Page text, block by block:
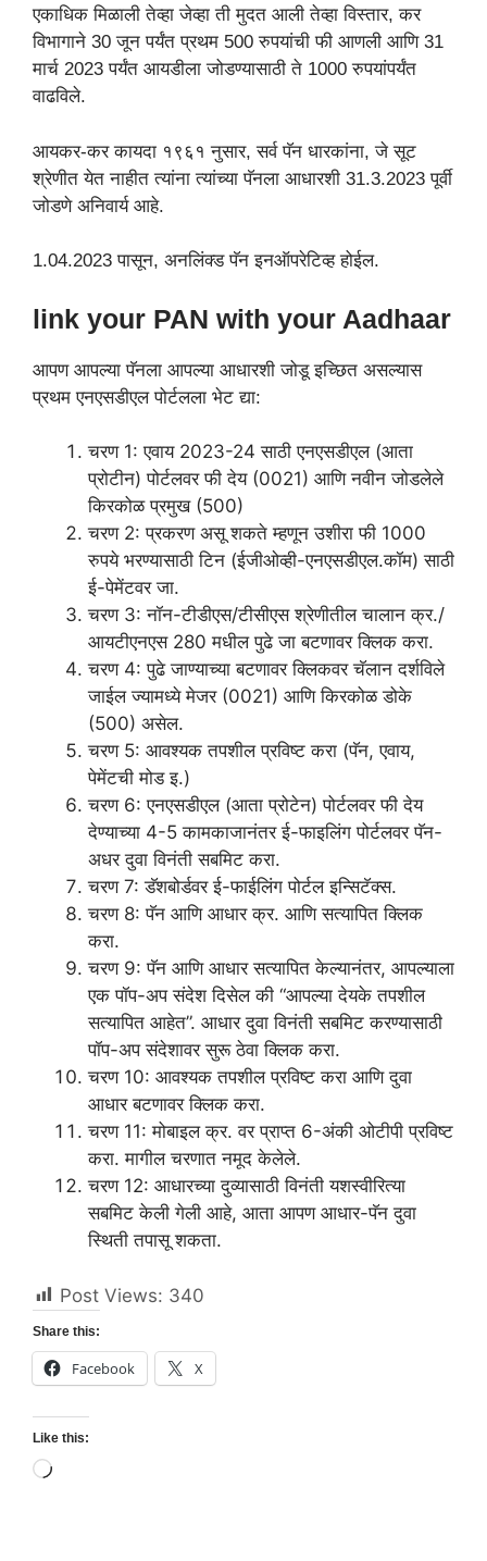
एकाधिक मिळाली तेव्हा जेव्हा ती मुदत आली तेव्हा विस्तार, कर
विभागाने 30 जून पर्यंत प्रथम 500 रुपयांची फी आणली आणि 31
मार्च 2023 पर्यंत आयडीला जोडण्यासाठी ते 1000 रुपयांपर्यंत
वाढविले.
आयकर-कर कायदा १९६१ नुसार, सर्व पॅन धारकांना, जे सूट
श्रेणीत येत नाहीत त्यांना त्यांच्या पॅनला आधारशी 31.3.2023 पूर्वी
जोडणे अनिवार्य आहे.
1.04.2023 पासून, अनलिंक्ड पॅन इनऑपरेटिव्ह होईल.
link your PAN with your Aadhaar
आपण आपल्या पॅनला आपल्या आधारशी जोडू इच्छित असल्यास
प्रथम एनएसडीएल पोर्टलला भेट द्या:
चरण 1: एवाय 2023-24 साठी एनएसडीएल (आता
प्रोटीन) पोर्टलवर फी देय (0021) आणि नवीन जोडलेले
किरकोळ प्रमुख (500)
चरण 2: प्रकरण असू शकते म्हणून उशीरा फी 1000
रुपये भरण्यासाठी टिन (ईजीओव्ही-एनएसडीएल.कॉम) साठी
ई-पेमेंटवर जा.
चरण 3: नॉन-टीडीएस/टीसीएस श्रेणीतील चालान क्र./
आयटीएनएस 280 मधील पुढे जा बटणावर क्लिक करा.
चरण 4: पुढे जाण्याच्या बटणावर क्लिकवर चॅलान दर्शविले
जाईल ज्यामध्ये मेजर (0021) आणि किरकोळ डोके
(500) असेल.
चरण 5: आवश्यक तपशील प्रविष्ट करा (पॅन, एवाय,
पेमेंटची मोड इ.)
चरण 6: एनएसडीएल (आता प्रोटेन) पोर्टलवर फी देय
देण्याच्या 4-5 कामकाजानंतर ई-फाइलिंग पोर्टलवर पॅन-
अधर दुवा विनंती सबमिट करा.
चरण 7: डॅशबोर्डवर ई-फाईलिंग पोर्टल इन्सिटॅक्स.
चरण 8: पॅन आणि आधार क्र. आणि सत्यापित क्लिक
करा.
चरण 9: पॅन आणि आधार सत्यापित केल्यानंतर, आपल्याला
एक पॉप-अप संदेश दिसेल की “आपल्या देयके तपशील
सत्यापित आहेत”. आधार दुवा विनंती सबमिट करण्यासाठी
पॉप-अप संदेशावर सुरू ठेवा क्लिक करा.
चरण 10: आवश्यक तपशील प्रविष्ट करा आणि दुवा
आधार बटणावर क्लिक करा.
चरण 11: मोबाइल क्र. वर प्राप्त 6-अंकी ओटीपी प्रविष्ट
करा. मागील चरणात नमूद केलेले.
चरण 12: आधारच्या दुव्यासाठी विनंती यशस्वीरित्या
सबमिट केली गेली आहे, आता आपण आधार-पॅन दुवा
स्थिती तपासू शकता.
Post Views: 340
Share this:
Facebook X
Like this:
Loading…